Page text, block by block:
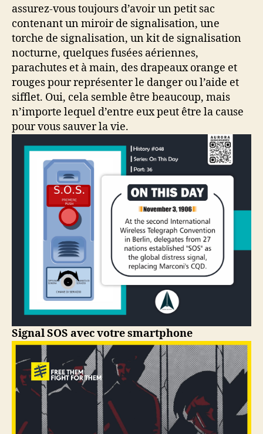
assurez-vous toujours d’avoir un petit sac
contenant un miroir de signalisation, une
torche de signalisation, un kit de signalisation
nocturne, quelques fusées aériennes,
parachutes et à main, des drapeaux orange et
rouges pour représenter le danger ou l’aide et
sifflet. Oui, cela semble être beaucoup, mais
n’importe lequel d’entre eux peut être la cause
pour vous sauver la vie.
Signal SOS avec votre smartphone